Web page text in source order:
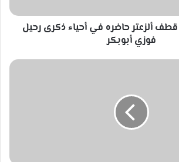
ألزعتر حاضره في أحياء ذكرى رحيل
فوزي أبوبكر